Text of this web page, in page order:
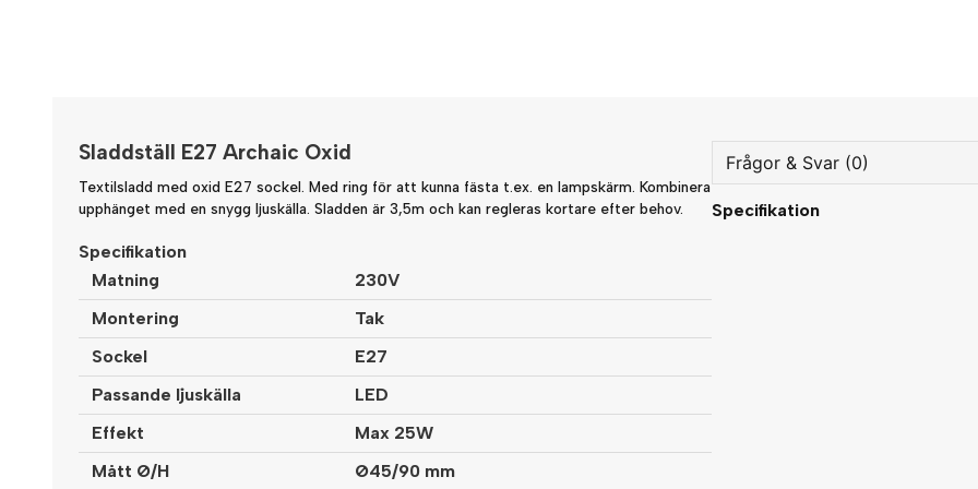
Sladdställ E27 Archaic Oxid
Textilsladd med oxid E27 sockel. Med ring för att kunna fästa t.ex. en lampskärm. Kombinera
upphänget med en snygg ljuskälla. Sladden är 3,5m och kan regleras kortare efter behov.
Specifikation
Matning
230V
Montering
Tak
Sockel
E27
Passande ljuskälla
LED
Effekt
Max 25W
Mått Ø/H
Ø45/90 mm
Frågor & Svar (0)
question
Specifikation